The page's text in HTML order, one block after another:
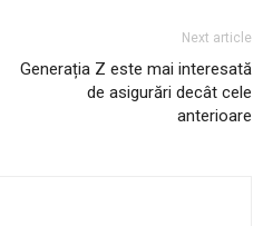
Next article
Generația Z este mai interesată
de asigurări decât cele
anterioare